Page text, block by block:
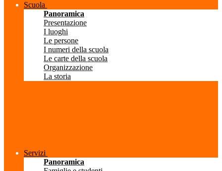
Scuola
Panoramica
Presentazione
I luoghi
Le persone
I numeri della scuola
Le carte della scuola
Organizzazione
La storia
Servizi
Panoramica